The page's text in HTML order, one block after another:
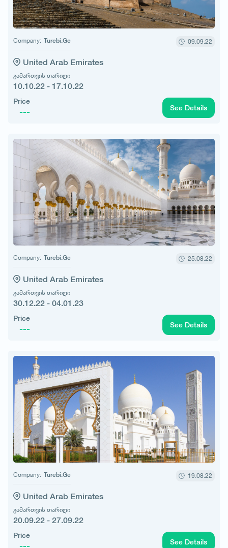
Company: Turebi.Ge 09.09.22
United Arab Emirates
გამართვის თარიღი
10.10.22 - 17.10.22
Price
--- See Details
Company: Turebi.Ge 25.08.22
United Arab Emirates
გამართვის თარიღი
30.12.22 - 04.01.23
Price
--- See Details
Company: Turebi.Ge 19.08.22
United Arab Emirates
გამართვის თარიღი
20.09.22 - 27.09.22
Price
--- See Details